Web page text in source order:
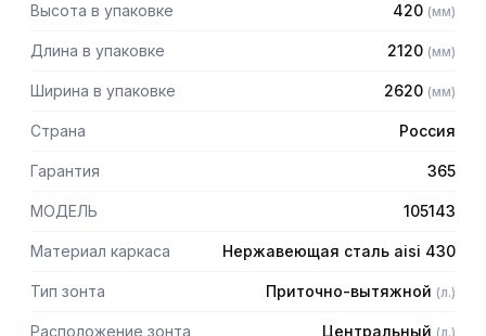
0,8мм
— Поставляется в собранном виде
Высота в упаковке 420 (мм)
Длина в упаковке 2120 (мм)
Ширина в упаковке 2620 (мм)
Страна Россия
Гарантия 365
МОДЕЛЬ 105143
Материал каркаса Нержавеющая сталь aisi 430
Тип зонта Приточно-вытяжной (л.)
Расположение зонта Центральный (л.)